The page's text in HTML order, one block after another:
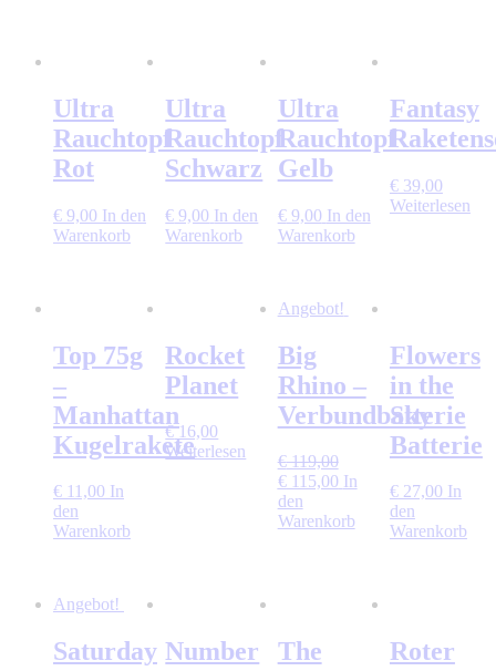
Ultra
Rauchtopf
Rot
€ 9,00 In den
Warenkorb
Ultra
Rauchtopf
Schwarz
€ 9,00 In den
Warenkorb
Ultra
Rauchtopf
Gelb
€9,00 In den
Warenkorb
Fantasy
€39,00
Weiterlesen
Top 75g
–
Manhattan
Kugelrakete
€ 11,00 In
den
Warenkorb
Rocket
Planet
€16,00
Weiterlesen
Angebot!
Big
Rhino –
Verbundbatterie
€119,00
Ursprünglicher
Preis
war:
€115,00Aktueller
ist:
€ 115,00.
In
den
Warenkorb
Flowers
in the
Sky
Batterie
€27,00 In
den
Warenkorb
Angebot!
Saturday Number
The
Roter